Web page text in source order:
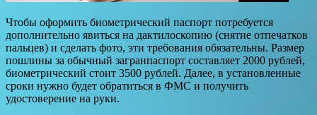
Чтобы оформить биометрический паспорт потребуется
дополнительно явиться на дактилоскопию (снятие отпечатков
пальцев) и сделать фото, эти требования обязательны. Размер
пошлины за обычный загранпаспорт составляет 2000 рублей,
биометрический стоит 3500 рублей. Далее, в установленные
сроки нужно будет обратиться в ФМС и получить
удостоверение на руки.